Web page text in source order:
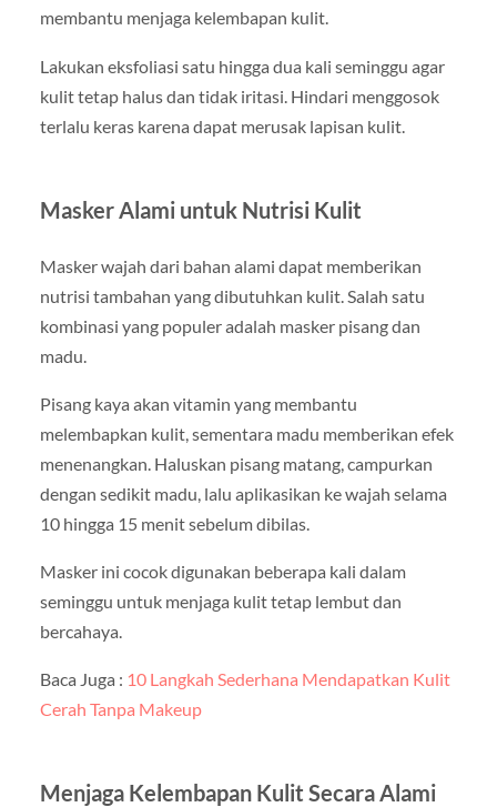
membantu menjaga kelembapan kulit.
Lakukan eksfoliasi satu hingga dua kali seminggu agar
kulit tetap halus dan tidak iritasi. Hindari menggosok
terlalu keras karena dapat merusak lapisan kulit.
Masker Alami untuk Nutrisi Kulit
Masker wajah dari bahan alami dapat memberikan
nutrisi tambahan yang dibutuhkan kulit. Salah satu
kombinasi yang populer adalah masker pisang dan
madu.
Pisang kaya akan vitamin yang membantu
melembapkan kulit, sementara madu memberikan efek
menenangkan. Haluskan pisang matang, campurkan
dengan sedikit madu, lalu aplikasikan ke wajah selama
10 hingga 15 menit sebelum dibilas.
Masker ini cocok digunakan beberapa kali dalam
seminggu untuk menjaga kulit tetap lembut dan
bercahaya.
Baca Juga : 10 Langkah Sederhana Mendapatkan Kulit
Cerah Tanpa Makeup
Menjaga Kelembapan Kulit Secara Alami